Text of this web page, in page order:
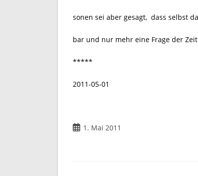
sonen sei aber gesagt, dass selbst
bar und nur mehr eine Frage der
*****
2011-05-01
Beitrag1. Mai 2011